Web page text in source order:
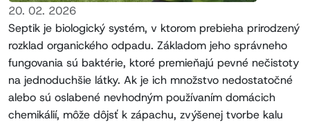
20. 02. 2026
Septik je biologický systém, v ktorom prebieha prirodzený
rozklad organického odpadu. Základom jeho správneho
fungovania sú baktérie, ktoré premieňajú pevné nečistoty
na jednoduchšie látky. Ak je ich množstvo nedostatočné
alebo sú oslabené nevhodným používaním domácich
chemikálií, môže dôjsť k zápachu, zvýšenej tvorbe kalu